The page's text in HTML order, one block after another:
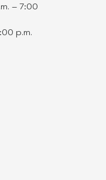
– 7:00
p.m.